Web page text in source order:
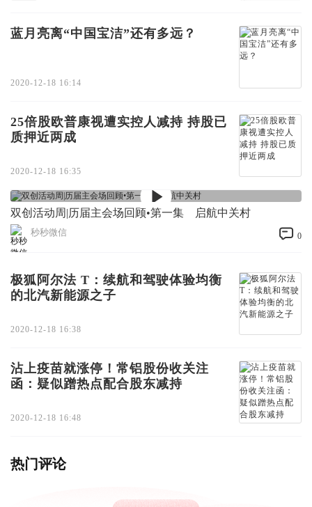
蓝月亮离“中国宝洁”还有多远？
2020-12-18 16:14
25倍股欧普康视遭实控人减持 持股已
质押近两成
2020-12-18 16:35
双创活动周|历届主会场回顾•第一集 启航中关村
秒秒微信 0
极狐阿尔法 T：续航和驾驶体验均衡
的北汽新能源之子
2020-12-18 16:38
沾上疫苗就涨停！常铝股份收关注
函：疑似蹭热点配合股东减持
2020-12-18 16:48
热门评论